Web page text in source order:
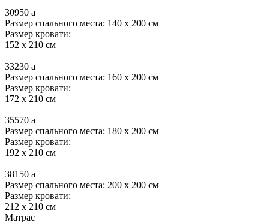
30950 a
Размер спального места: 140 x 200 см
Размер кровати:
152 x 210 см
33230 a
Размер спального места: 160 x 200 см
Размер кровати:
172 x 210 см
35570 a
Размер спального места: 180 x 200 см
Размер кровати:
192 x 210 см
38150 a
Размер спального места: 200 x 200 см
Размер кровати:
212 x 210 см
Матрас